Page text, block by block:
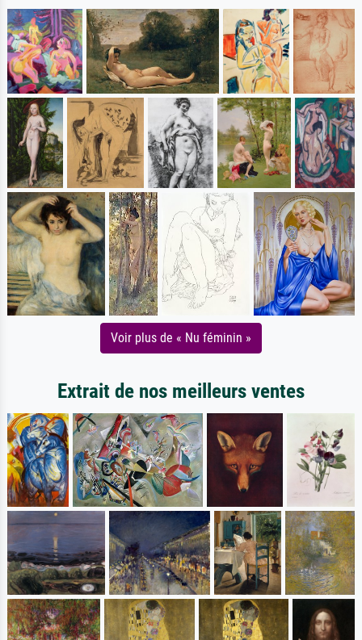
Voir plus de « Nu féminin »
Extrait de nos meilleurs ventes